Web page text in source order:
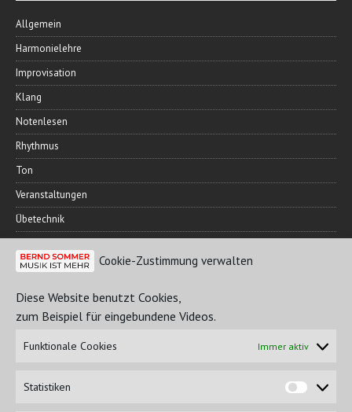
Cookie-Zustimmung verwalten
Diese Website benutzt Cookies,
zum Beispiel für eingebundene Videos.
Funktionale Cookies Immer aktiv
Statistiken
Allgemein
Harmonielehre
Improvisation
Klang
Notenlesen
Rhythmus
Ton
Veranstaltungen
Übetechnik
FREUNDESKREIS